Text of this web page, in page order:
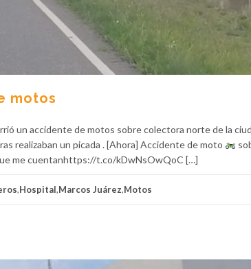
motos
un accidente de motos sobre colectora norte de la
realizaban un picada . [Ahora] Accidente de moto
me cuentanhttps://t.co/kDwNsOwQoC […]
,Hospital,Marcos Juárez,Motos